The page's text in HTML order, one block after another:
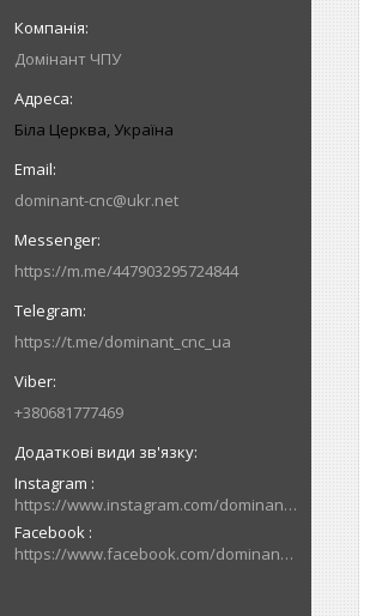
Домінант ЧПУ
Біла Церква, Україна
dominant-cnc@ukr.net
https://m.me/447903295724844
https://t.me/dominant_cnc_ua
+380681777469
Instagram
https://www.instagram.com/dominant_cnc
Facebook
https://www.facebook.com/dominantcnc